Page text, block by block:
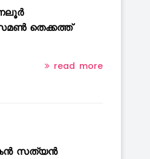
തെക്കത്ത്
read more
സത്യൻ